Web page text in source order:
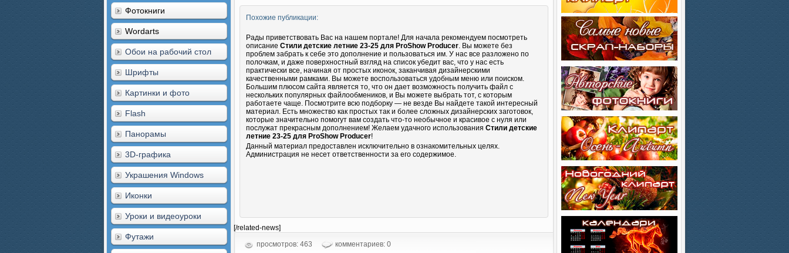
Фотокниги
Wordarts
Обои на рабочий стол
Шрифты
Картинки и фото
Flash
Панорамы
3D-графика
Украшения Windows
Иконки
Уроки и видеоуроки
Футажи
Похожие публикации:
Рады приветствовать Вас на нашем портале! Для начала рекомендуем посмотреть
описание Стили детские летние 23-25 для ProShow Producer. Вы можете без
проблем забрать к себе это дополнение и пользоваться им. У нас все разложено по
полочкам, и даже поверхностный взгляд на список убедит вас, что у нас есть
практически все, начиная от простых иконок, заканчивая дизайнерскими
качественными рамками. Вы можете воспользоваться удобным меню или поиском.
Большим плюсом сайта является то, что он дает возможность получить файл с
нескольких популярных файлообмеников, и Вы можете выбрать тот, с которым
работаете чаще. Посмотрите всю подборку — не везде Вы найдете такой интересный
материал. Есть множество как простых так и более сложных дизайнерских заготовок,
которые значительно помогут вам создать что-то необычное и красивое с нуля или
послужат прекрасным дополнением! Желаем удачного использования Стили детские
летние 23-25 для ProShow Producer!
Данный материал предоставлен исключительно в ознакомительных целях.
Администрация не несет ответственности за его содержимое.
[/related-news]
просмотров: 463
комментариев: 0